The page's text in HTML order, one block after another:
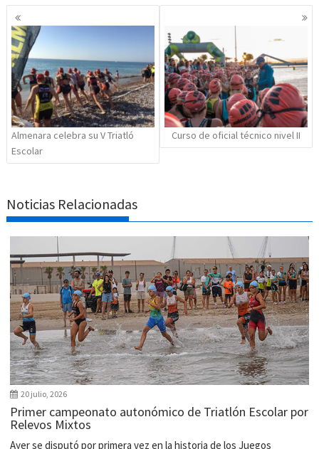
Navegación
de
entradas
Almenara celebra su V Triatló
Escolar
Curso de oficial técnico nivel II
Noticias Relacionadas
20 julio, 2026
Primer campeonato autonómico de Triatlón Escolar por
Relevos Mixtos
Ayer se disputó por primera vez en la historia de los Juegos